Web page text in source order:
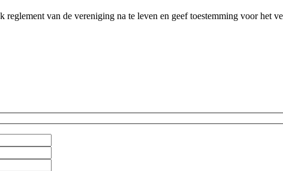
van de vereniging na te leven en geef toestemming voor het